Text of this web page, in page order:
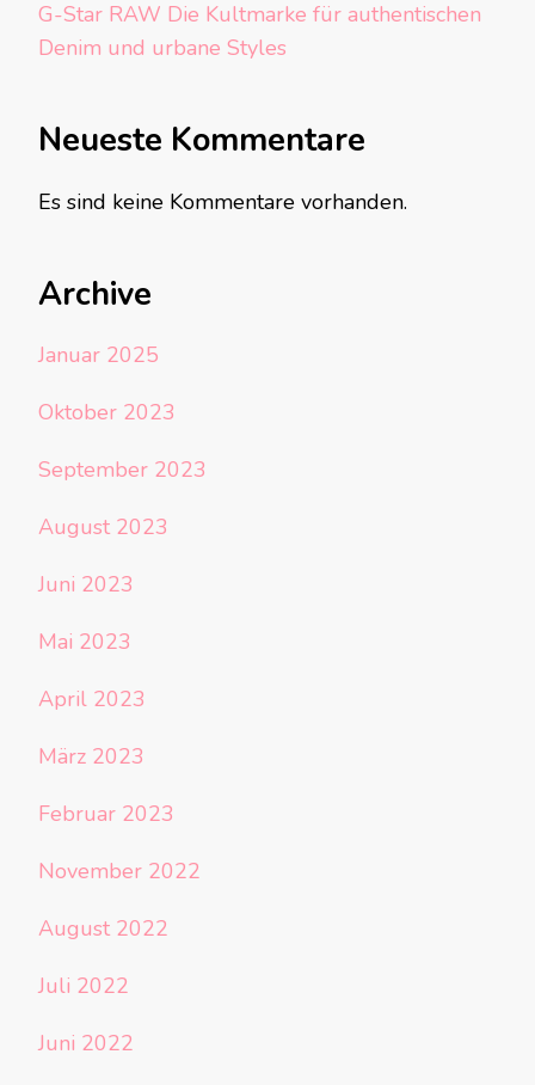
G-Star RAW Die Kultmarke für authentischen
Denim und urbane Styles
Neueste Kommentare
Es sind keine Kommentare vorhanden.
Archive
Januar 2025
Oktober 2023
September 2023
August 2023
Juni 2023
Mai 2023
April 2023
März 2023
Februar 2023
November 2022
August 2022
Juli 2022
Juni 2022